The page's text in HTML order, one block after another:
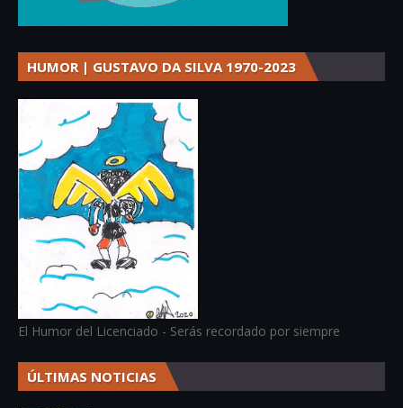
HUMOR | GUSTAVO DA SILVA 1970-2023
El Humor del Licenciado - Serás recordado por siempre
ÚLTIMAS NOTICIAS